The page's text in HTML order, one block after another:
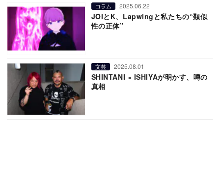
コラム 2025.06.22
JOIとK、Lapwingと私たちの“類似
性の正体”
文芸 2025.08.01
SHINTANI × ISHIYAが明かす、噂の
真相